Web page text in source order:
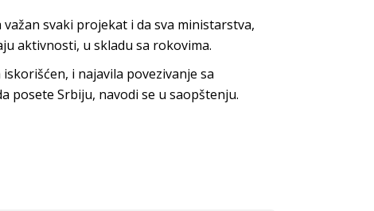
svaki projekat i da sva ministarstva,
aktivnosti, u skladu sa rokovima.
i najavila povezivanje sa
posete Srbiju, navodi se u saopštenju.